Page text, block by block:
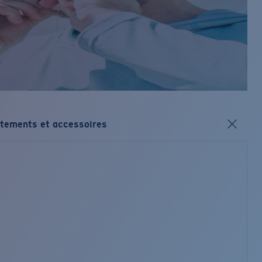
et accessoires